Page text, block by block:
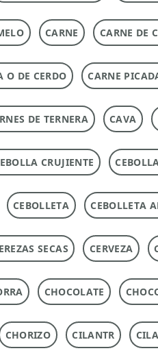
CARNE CARNE DE
O DE CERDO CARNE
DE TERNERA CAVA
CRUJIENTE
CEBOLLETA CEBOLLETA
SECAS CERVEZA
CHOCOLATE
CHORIZO CILANTR